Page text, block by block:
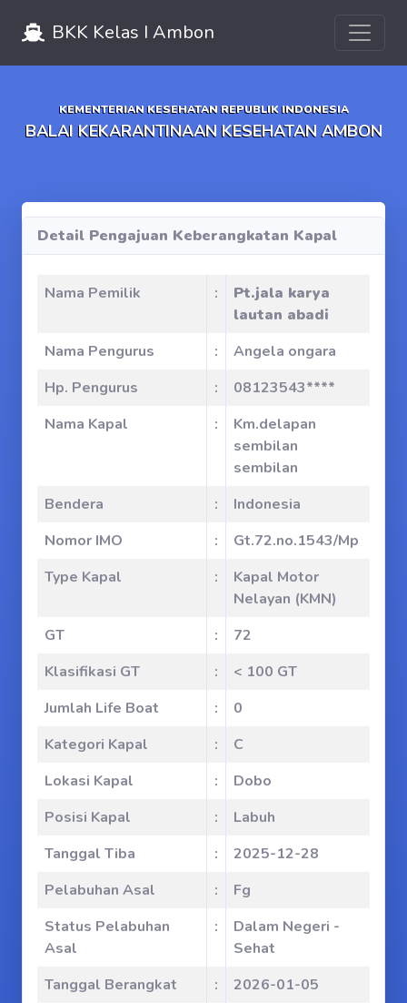
BKK Kelas I Ambon
KEMENTERIAN KESEHATAN REPUBLIK INDONESIA
BALAI KEKARANTINAAN KESEHATAN AMBON
Detail Pengajuan Keberangkatan Kapal
Nama Pemilik :
Pt.jala karya
lautan abadi
Nama Pengurus
:
Angela ongara
Hp. Pengurus
:
08123543****
Nama Kapal
:
Km.delapan
sembilan
sembilan
Bendera
:
Indonesia
Nomor IMO
:
Gt.72.no.1543/Mp
Type Kapal
:
Kapal Motor
Nelayan (KMN)
GT
:
72
Klasifikasi GT
:
< 100 GT
Jumlah Life Boat
:
0
Kategori Kapal
:
C
Lokasi Kapal
:
Dobo
Posisi Kapal
:
Labuh
Tanggal Tiba
:
2025-12-28
Pelabuhan Asal
:
Fg
Status Pelabuhan
Asal
:
Dalam Negeri -
Sehat
Tanggal Berangkat
:
2026-01-05